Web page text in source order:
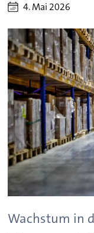
4. Mai 2026
Wachstum in